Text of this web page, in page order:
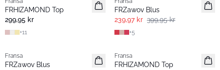
FRHIZAMOND Top
299,95 kr
+11
FRZawov Blus
239,97 kr 399,95 kr
+5
Fransa
FRZawov Blus
Fransa
FRHIZAMOND Top